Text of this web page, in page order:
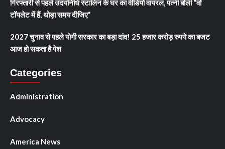
गिरफ्तारी से पहले उदयनिधि स्टालिन के घर का वीडियो वायरल, पत्नी बोलीं “वो
टॉयलेट में हैं, थोड़ा समय दीजिए”
2027 चुनाव से पहले योगी सरकार का बड़ा दांव! 25 हजार करोड़ रुपये का बजट
आज हो सकता है पेश
Categories
Administration
Advocacy
America News